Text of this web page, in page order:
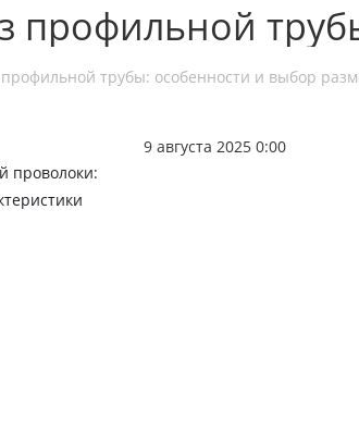
профильной
трубы: особенности и выбор
9 августа 2025 0:00
проволоки: